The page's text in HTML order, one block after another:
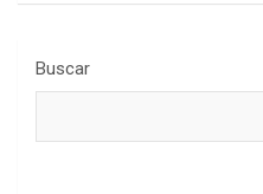
Buscar